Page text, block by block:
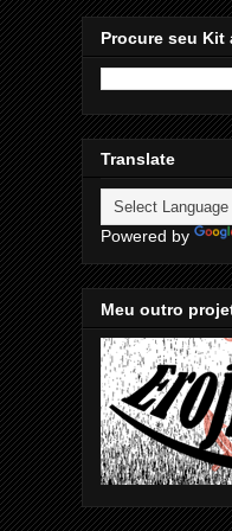
Procure seu Kit
Translate
Powered by
Meu outro